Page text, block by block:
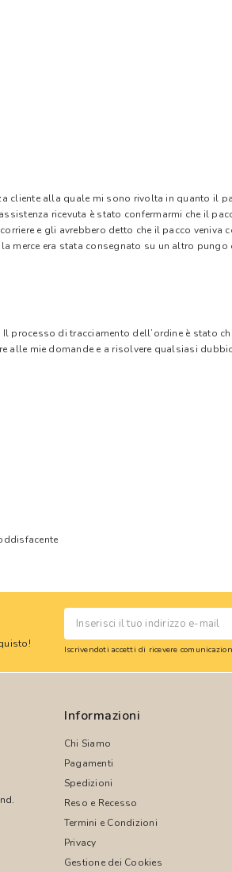
cliente alla quale mi sono rivolta in quanto il
ricevuta è stato confermarmi che il
e gli avrebbero detto che il pacco
merce era stata consegnato su un altro pungo
di tracciamento dell’ordine è stato
mie domande e a risolvere qualsiasi
Iscrivendoti accetti di ricevere
Informazioni
Chi Siamo
Pagamenti
Spedizioni
Reso e Recesso
Termini e Condizioni
Privacy
Gestione dei Cookies